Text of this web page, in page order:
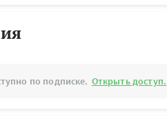
по подписке. Открыть доступ.